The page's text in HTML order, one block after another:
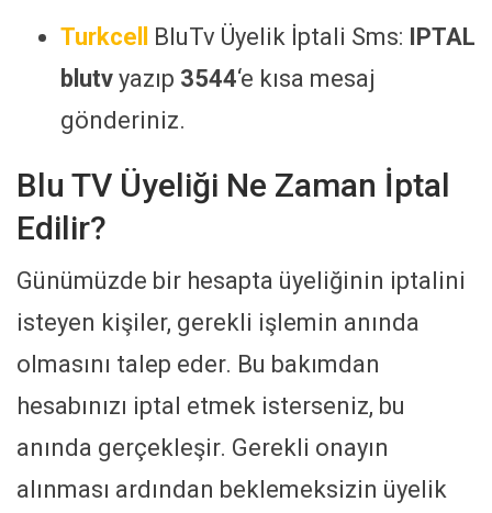
Turkcell BluTv Üyelik İptali Sms:
IPTAL
blutv yazıp 3544‘e kısa mesaj
gönderiniz.
Blu TV Üyeliği Ne Zaman İptal
Edilir?
Günümüzde bir hesapta üyeliğinin iptalini
isteyen kişiler, gerekli işlemin anında
olmasını talep eder. Bu bakımdan
hesabınızı iptal etmek isterseniz, bu
anında gerçekleşir. Gerekli onayın
alınması ardından beklemeksizin üyelik